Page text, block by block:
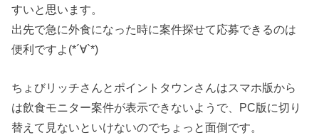
すいと思います。
出先で急に外食になった時に案件探せて応募できるのは
便利ですよ(*´∀`*)
ちょびリッチさんとポイントタウンさんはスマホ版から
は飲食モニター案件が表示できないようで、PC版に切り
替えて見ないといけないのでちょっと面倒です。